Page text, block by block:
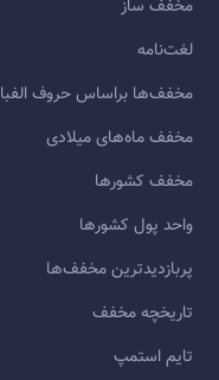
مخفف ساز
لغت‌نامه
مخفف‌ها براساس حروف الفبا
مخفف ماه‌های میلادی
مخفف کشورها
واحد پول کشورها
پربازديدترين مخفف‌ها
تاريخچه مخفف
تایم استمپ